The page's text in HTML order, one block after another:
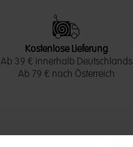
Kostenlose Lieferung
Ab 39 € innerhalb Deutschlands
Ab 79 € nach Österreich